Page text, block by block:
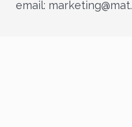
email: